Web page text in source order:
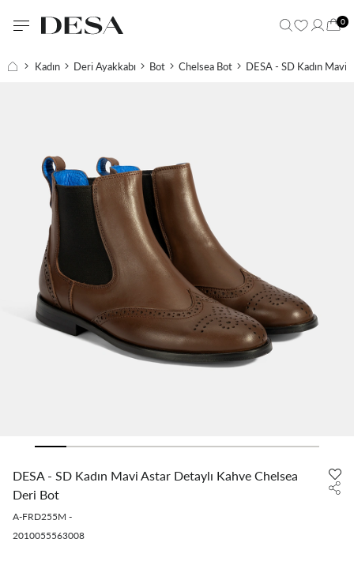
0
Kadın Deri Ayakkabı Bot Chelsea Bot
DESA - SD Kadın Mavi Astar Detaylı Kahve Chelsea
Deri Bot
A-FRD255M -
2010055563008